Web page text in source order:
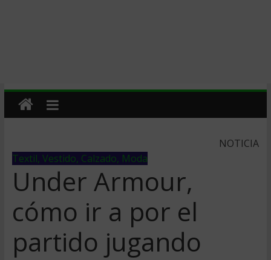
NOTICIA
Textil, Vestido, Calzado, Moda
Under Armour,
cómo ir a por el
partido jugando